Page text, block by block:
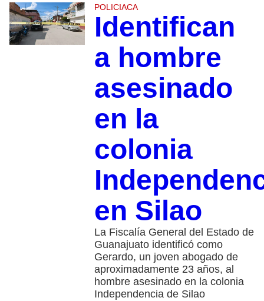
POLICIACA
Identifican
a hombre
asesinado
en la
colonia
en Silao
La Fiscalía General del Estado de
Guanajuato identificó como
Gerardo, un joven abogado de
aproximadamente 23 años, al
hombre asesinado en la colonia
Independencia de Silao